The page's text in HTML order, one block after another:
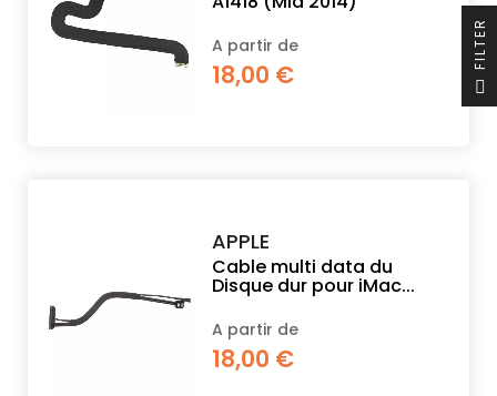
A partir de
18,00 €
APPLE
Cable multi data du
Disque dur pour iMac...
A partir de
18,00 €
R